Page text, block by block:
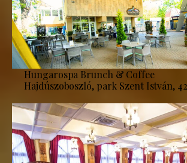
Hungarospa Brunch & Coffee
Hajdúszoboszló, park Szent István,